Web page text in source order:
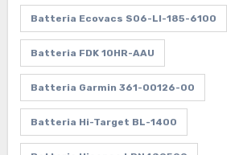
Batteria Ecovacs S06-LI-185-6100
Batteria FDK 10HR-AAU
Batteria Garmin 361-00126-00
Batteria Hi-Target BL-1400